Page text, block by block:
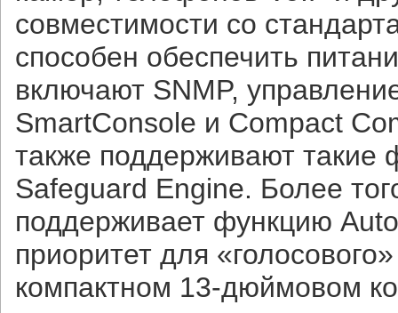
совместимости со
способен обеспечить
включают SNMP,
SmartConsole и Compact
также поддерживают такие
Safeguard Engine. Более
поддерживает функцию
приоритет для
компактном 13-дюймовом